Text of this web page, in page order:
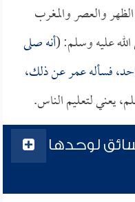
والعصر والمغرب
عليه وسلم: (أنه صلى
فسألهعمرعن ذلك،
يعني لتعليم الناس.
لوحدها